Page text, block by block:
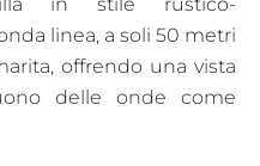
linea, a soli 50 metri
offrendo una vista
delle onde come